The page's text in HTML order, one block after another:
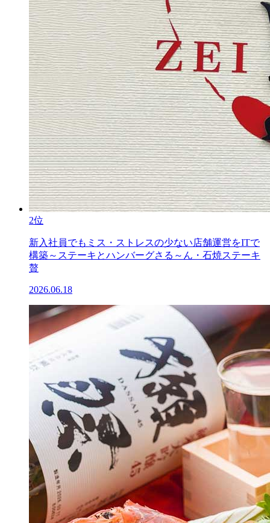
2位
新入社員でもミス・ストレスの少ない店舗運営をITで
構築～ステーキとハンバーグさる～ん・石焼ステーキ
贅
2026.06.18